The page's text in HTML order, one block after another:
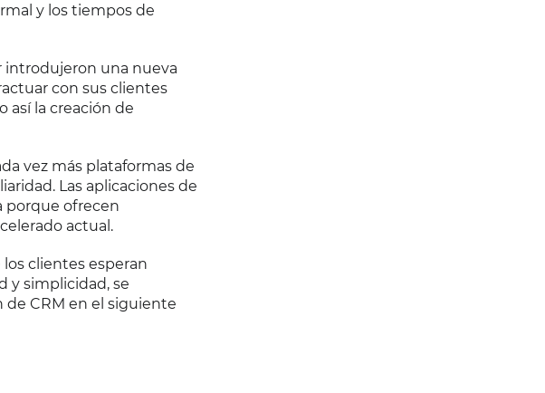
y los tiempos de
introdujeron una nueva
con sus clientes
la creación de
vez más plataformas de
Las aplicaciones de
porque ofrecen
actual.
clientes esperan
y simplicidad, se
CRM en el siguiente